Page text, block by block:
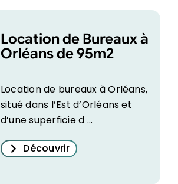
Location de Bureaux à
Orléans de 95m2
Location de bureaux à Orléans,
situé dans l’Est d’Orléans et
d’une superficie d ...
Découvrir